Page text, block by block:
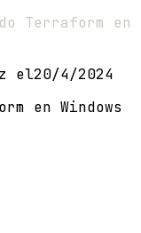
Terraform
el20/4/2024
en Windows